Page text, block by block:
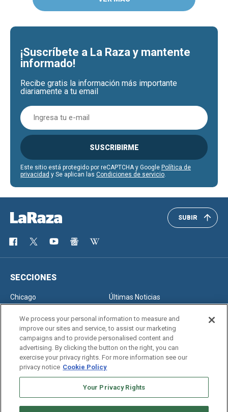
¡Suscríbete a La Raza y mantente
informado!
Recibe gratis la información más importante
diariamente a tu email
SUSCRIBIRME
Este sitio está protegido por reCAPTCHA y Google Política de
privacidad y Se aplican las Condiciones de servicio.
SUBIR
SECCIONES
Chicago
Últimas Noticias
SERVICIOS
Newsletter
Edición Impresa
We process your personal information to measure and
improve our sites and service, to assist our marketing
campaigns and to provide personalised content and
advertising. By clicking the button on the right, you can
exercise your privacy rights. For more information see our
privacy notice Cookie Policy
Your Privacy Rights